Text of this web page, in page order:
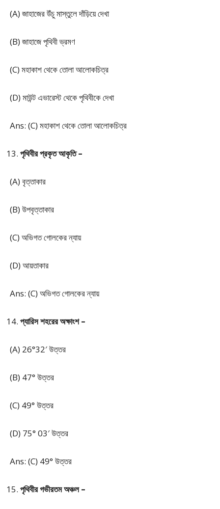
(A) জাহাজের উঁচু মাস্তুলে দাঁড়িয়ে দেখা
(B) জাহাজে পৃথিবী ভ্রমণ
(C) মহাকাশ থেকে তোলা আলোকচিত্র
(D) মাউন্ট এভারেস্ট থেকে পৃথিবীকে দেখা
Ans: (C) মহাকাশ থেকে তোলা আলোকচিত্র
পৃথিবীর প্রকৃত আকৃতি –
(A) বৃত্তাকার
(B) উপবৃত্তাকার
(C) অভিগত গোলকের ন্যায়
(D) আয়তাকার
Ans: (C) অভিগত গোলকের ন্যায়
প্যারিস শহরের অক্ষাংশ –
(A) 26°32′ উত্তর
(B) 47° উত্তর
(C) 49° উত্তর
(D) 75° 03′ উত্তর
Ans: (C) 49° উত্তর
পৃথিবীর গভীরতম অঞ্চল –